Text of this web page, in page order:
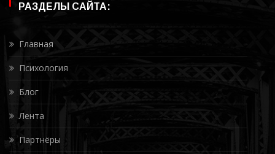
РАЗДЕЛЫ САЙТА:
Главная
Психология
Блог
Лента
Партнёры